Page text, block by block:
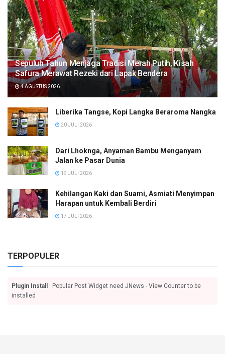
Sepuluh Tahun Menjaga Tradisi Merah Putih, Kisah
Safura Merawat Rezeki dari Lapak Bendera
4 AGUSTUS 2026
Liberika Tangse, Kopi Langka Beraroma Nangka
20 JULI 2026
Dari Lhoknga, Anyaman Bambu Menganyam
Jalan ke Pasar Dunia
19 JULI 2026
Kehilangan Kaki dan Suami, Asmiati Menyimpan
Harapan untuk Kembali Berdiri
17 JULI 2026
TERPOPULER
Plugin Install
: Popular Post Widget need JNews - View Counter to be
installed